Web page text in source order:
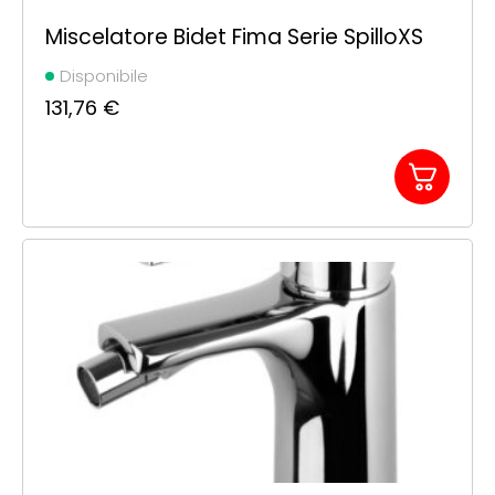
Miscelatore Bidet Fima Serie SpilloXS
Disponibile
131,76 €